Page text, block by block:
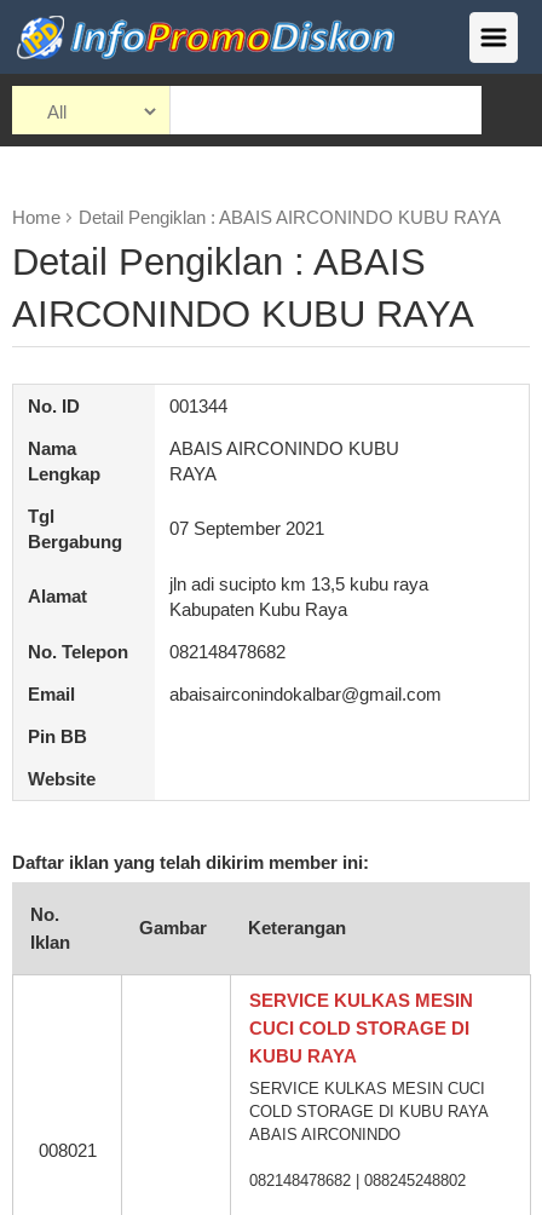
Home Detail Pengiklan : ABAIS AIRCONINDO KUBU RAYA
Detail Pengiklan : ABAIS
AIRCONINDO KUBU RAYA
No. ID 001344
Nama
Lengkap
ABAIS AIRCONINDO KUBU
RAYA
Tgl
Bergabung
07 September 2021
Alamat
jln adi sucipto km 13,5 kubu raya
Kabupaten Kubu Raya
No. Telepon 082148478682
Email abaisairconindokalbar@gmail.com
Pin BB
Website
Daftar iklan yang telah dikirim member ini:
No.
Iklan
Gambar Keterangan
008021
SERVICE KULKAS MESIN
CUCI COLD STORAGE DI
KUBU RAYA
SERVICE KULKAS MESIN CUCI
COLD STORAGE DI KUBU RAYA
ABAIS AIRCONINDO
082148478682 | 088245248802